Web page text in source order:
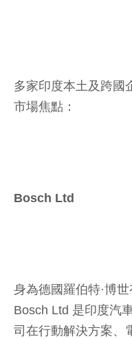
多家印度本土及跨國
市場焦點：
Bosch Ltd
身為德國羅伯特·博
Bosch Ltd 是印度汽
司在行動解決方案、